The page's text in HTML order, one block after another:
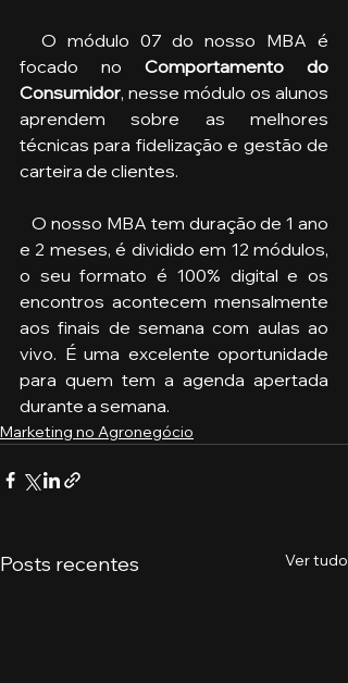
focado no Comportamento do
Consumidor, nesse módulo os alunos
aprendem sobre as melhores
técnicas para fidelização e gestão de
carteira de clientes.
   O nosso MBA tem duração de 1 ano
e 2 meses, é dividido em 12 módulos,
o seu formato é 100% digital e os
encontros acontecem mensalmente
aos finais de semana com aulas ao
vivo. É uma excelente oportunidade
para quem tem a agenda apertada
durante a semana.
Marketing no Agronegócio
Posts recentes Ver tudo